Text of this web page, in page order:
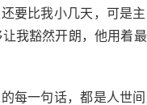
要比我小几天，可是
我豁然开朗，他用着
每一句话，都是人世